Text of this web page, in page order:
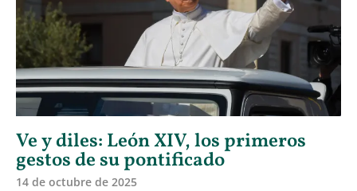
Ve y diles: León XIV, los primeros
gestos de su pontificado
14 de octubre de 2025